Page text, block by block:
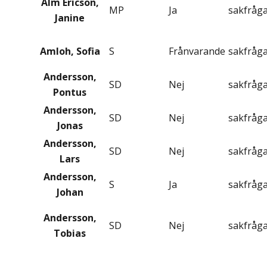
Janine
MP Ja
Amloh, Sofia S Frånvarande
Andersson,
Pontus
SD Nej
Andersson,
Jonas
SD Nej
Andersson,
Lars
SD Nej
Andersson,
Johan
S Ja
Andersson,
Tobias
SD Nej